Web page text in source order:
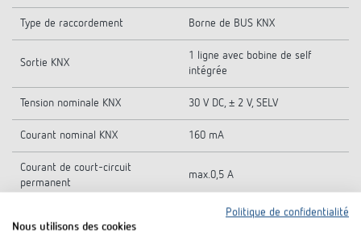
Type de raccordement Borne de BUS KNX
Sortie KNX
1 ligne avec bobine de self
intégrée
Tension nominale KNX 30 V DC, ± 2 V, SELV
Courant nominal KNX 160 mA
Courant de court-circuit
permanent
max.0,5 A
min.130 msPolitique de confidentialité
Nous utilisons des cookies